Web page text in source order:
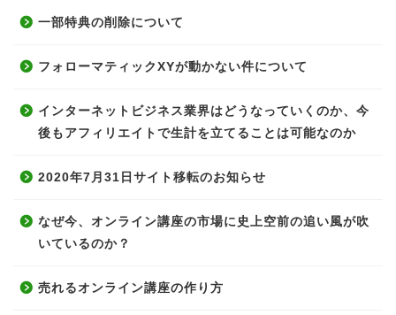
一部特典の削除について
フォローマティックXYが動かない件について
インターネットビジネス業界はどうなっていくのか、今
後もアフィリエイトで生計を立てることは可能なのか
2020年7月31日サイト移転のお知らせ
なぜ今、オンライン講座の市場に史上空前の追い風が吹
いているのか？
売れるオンライン講座の作り方